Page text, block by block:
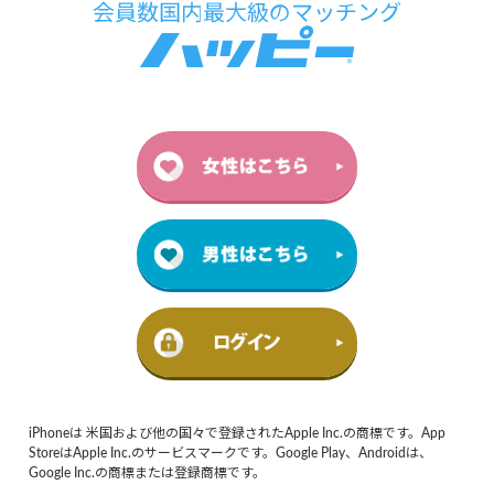
iPhoneは 米国および他の国々で登録されたApple Inc.の商標です。App
StoreはApple Inc.のサービスマークです。Google Play、Androidは、
Google Inc.の商標または登録商標です。